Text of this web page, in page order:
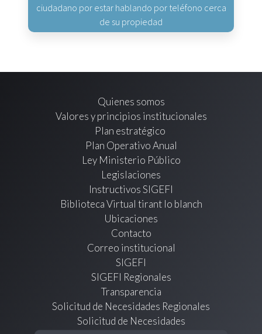
ciudadano por estar hablando por teléfono cerca
de su propiedad
Quienes somos
Valores y principios institucionales
Plan estratégico
Plan Operativo Anual
Ley Ministerio Público
Legislaciones
Instructivos SIGEFI
Biblioteca Virtual tirant lo blanch
Ubicaciones
Contacto
Correo institucional
SIGEFI
SIGEFI Regionales
Transparencia
Solicitud de Necesidades Regionales
Solicitud de Necesidades